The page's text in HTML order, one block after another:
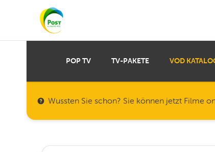
POP TV TV-PAKETE VOD
Wussten Sie schon? Sie können jetzt Filme